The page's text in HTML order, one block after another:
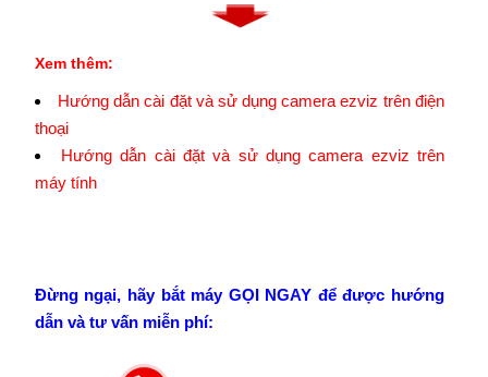
Xem thêm:
Hướng dẫn cài đặt và sử dụng camera ezviz trên điện
thoại
Hướng dẫn cài đặt và sử dụng camera ezviz trên
máy tính
Đừng ngại, hãy bắt máy GỌI NGAY để được hướng
dẫn và tư vấn miễn phí: